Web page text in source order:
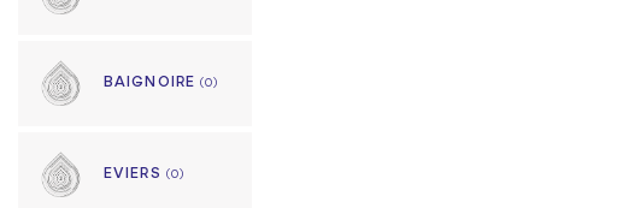
BAIGNOIRE (0)
EVIERS (0)